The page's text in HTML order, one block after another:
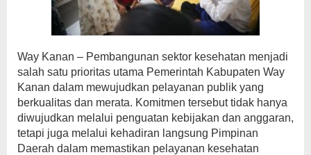
Way Kanan – Pembangunan sektor kesehatan menjadi
salah satu prioritas utama Pemerintah Kabupaten Way
Kanan dalam mewujudkan pelayanan publik yang
berkualitas dan merata. Komitmen tersebut tidak hanya
diwujudkan melalui penguatan kebijakan dan anggaran,
tetapi juga melalui kehadiran langsung Pimpinan
Daerah dalam memastikan pelayanan kesehatan